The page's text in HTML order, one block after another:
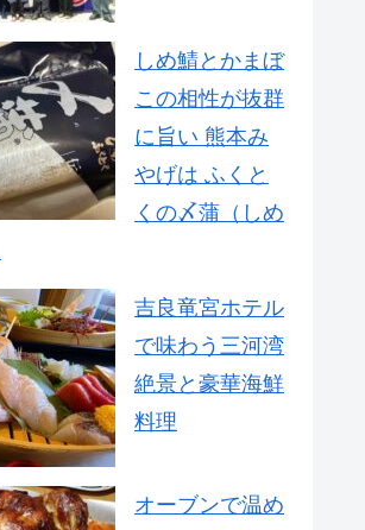
しめ鯖とかまぼ
この相性が抜群
に旨い 熊本み
やげは ふくと
くの〆蒲（しめ
吉良竜宮ホテル
で味わう三河湾
絶景と豪華海鮮
料理
オーブンで温め